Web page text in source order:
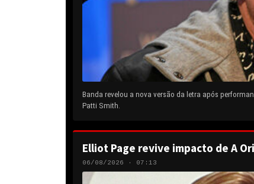
Banda revelou a nova versão da letra após
Patti Smith.
Elliot Page revive impacto de A
06/08/2026 · 07:13